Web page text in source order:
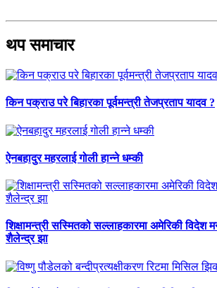
थप समाचार
किन पक्राउ परे बिहारका पूर्वमन्त्री तेजप्रताप यादव ?
ऐनबहादुर महरलाई गोली हान्ने धम्की
शिक्षामन्त्री सस्मितको सल्लाहकारमा अमेरिकी विदेश
शैलेन्द्र झा